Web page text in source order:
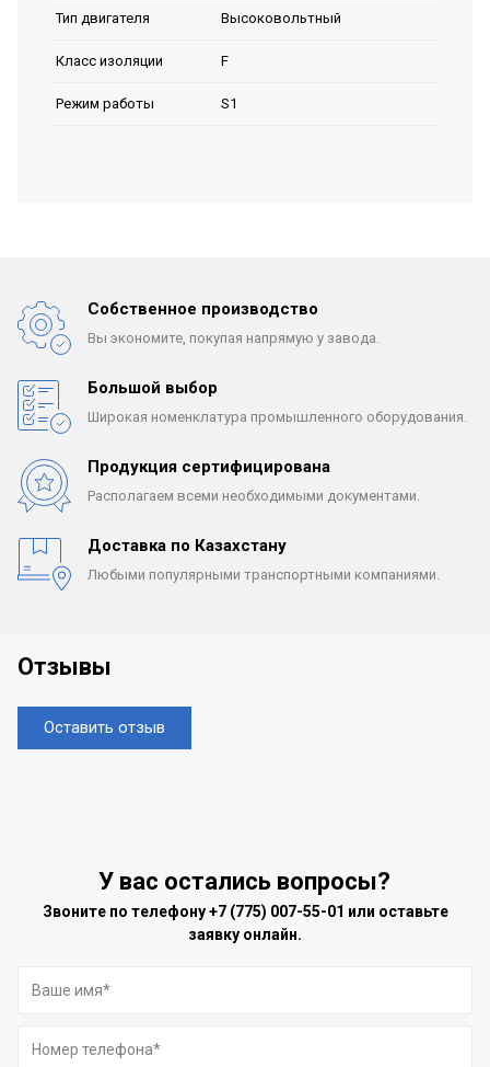
Тип двигателя Высоковольтный
Класс изоляции F
Режим работы S1
Собственное производство
Вы экономите, покупая напрямую у завода.
Большой выбор
Широкая номенклатура промышленного оборудования.
Продукция сертифицирована
Располагаем всеми необходимыми документами.
Доставка по Казахстану
Любыми популярными транспортными компаниями.
Отзывы
Оставить отзыв
У вас остались вопросы?
Звоните по телефону+7 (775) 007-55-01 или оставьте
заявку онлайн.